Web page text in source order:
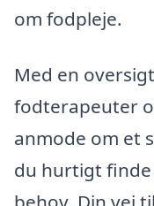
om fodpleje.
Med en
fodterapeuter
anmode om et
du hurtigt